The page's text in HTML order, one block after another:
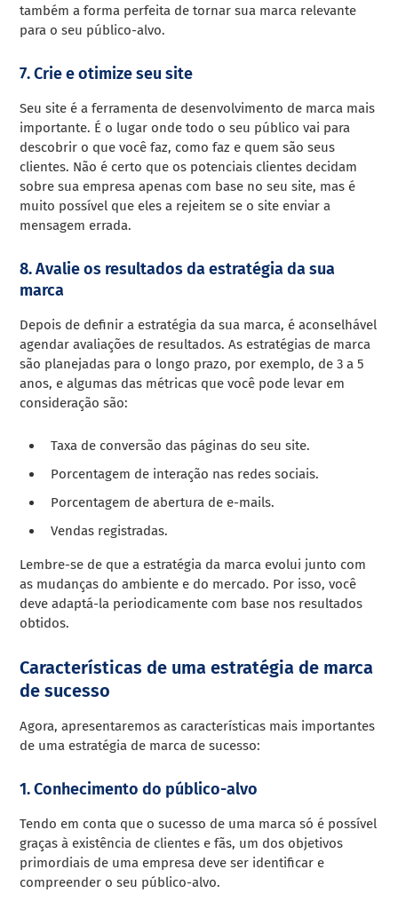
também a forma perfeita de tornar sua marca relevante
para o seu público-alvo.
7. Crie e otimize seu site
Seu site é a ferramenta de desenvolvimento de marca mais
importante. É o lugar onde todo o seu público vai para
descobrir o que você faz, como faz e quem são seus
clientes. Não é certo que os potenciais clientes decidam
sobre sua empresa apenas com base no seu site, mas é
muito possível que eles a rejeitem se o site enviar a
mensagem errada.
8. Avalie os resultados da estratégia da sua
marca
Depois de definir a estratégia da sua marca, é aconselhável
agendar avaliações de resultados. As estratégias de marca
são planejadas para o longo prazo, por exemplo, de 3 a 5
anos, e algumas das métricas que você pode levar em
consideração são:
Taxa de conversão das páginas do seu site.
Porcentagem de interação nas redes sociais.
Porcentagem de abertura de e-mails.
Vendas registradas.
Lembre-se de que a estratégia da marca evolui junto com
as mudanças do ambiente e do mercado. Por isso, você
deve adaptá-la periodicamente com base nos resultados
obtidos.
Características de uma estratégia de marca
de sucesso
Agora, apresentaremos as características mais importantes
de uma estratégia de marca de sucesso:
1. Conhecimento do público-alvo
Tendo em conta que o sucesso de uma marca só é possível
graças à existência de clientes e fãs, um dos objetivos
primordiais de uma empresa deve ser identificar e
compreender o seu público-alvo.